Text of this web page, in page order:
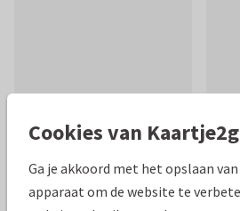
Cookies van
Ga je akkoord met het opslaan van
apparaat om de website te